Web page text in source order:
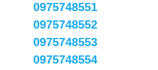
0975748551
0975748552
0975748553
0975748554